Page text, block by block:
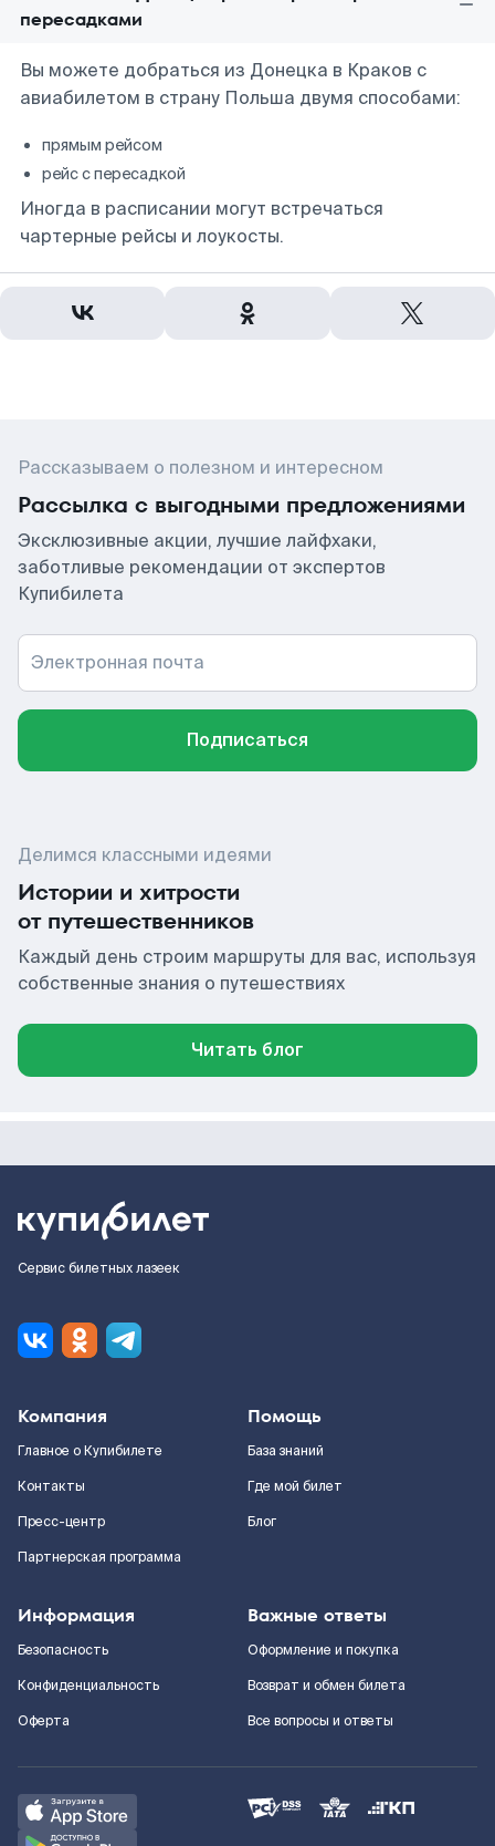
пересадками
Вы можете добраться из Донецка в Краков с
авиабилетом в страну Польша двумя способами:
прямым рейсом
рейс с пересадкой
Иногда в расписании могут встречаться
чартерные рейсы и лоукосты.
Рассказываем о полезном и интересном
Рассылка с выгодными предложениями
Эксклюзивные акции, лучшие лайфхаки,
заботливые рекомендации от экспертов
Купибилета
Электронная почта
Подписаться
Делимся классными идеями
Истории и хитрости
от путешественников
Каждый день строим маршруты для вас, используя
собственные знания о путешествиях
Читать блог
Сервис билетных лазеек
Компания
Главное о Купибилете
Контакты
Пресс-центр
Партнерская программа
Помощь
База знаний
Где мой билет
Блог
Информация
Безопасность
Конфиденциальность
Оферта
Важные ответы
Оформление и покупка
Возврат и обмен билета
Все вопросы и ответы